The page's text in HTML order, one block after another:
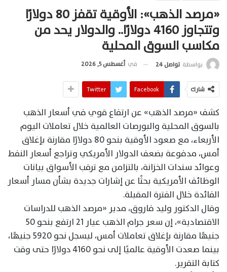
«مرصد الذهب»: الأوقية تقفز 80 دولارًا
وتتجاوز 4160 دولارًا.. والدولار يحد من
مكاسب السوق المحلية
بواسطة تواصل 24 في أغسطس 5, 2026
شارك Facebook
Twitter
كشف «مرصد الذهب» عن ارتفاع قوي في أسعار الذهب
بالسوق المحلية والبورصات العالمية خلال تعاملات اليوم
الأربعاء، مع صعود الأوقية بنحو 80 دولارًا مقارنة بإغلاق
أمس، مدفوعة بضعف الدولار الأمريكي وتراجع أسعار النفط
وعوائد سندات الخزانة، بالتزامن مع ترقب الأسواق بيانات
الوظائف الأمريكية بحثًا عن إشارات جديدة بشأن مسار أسعار
الفائدة خلال الفترة المقبلة.
وقال الدكتور وليد فاروق، مدير «مرصد الذهب للدراسات
الاقتصادية»، إن سعر جرام الذهب عيار 21 ارتفع بنحو 50
جنيهًا مقارنة بإغلاق تعاملات أمس، ليسجل نحو 5920 جنيهًا،
بينما صعدت الأوقية عالميًا إلى نحو 4160 دولارًا حتى وقت
كتابة التقرير.